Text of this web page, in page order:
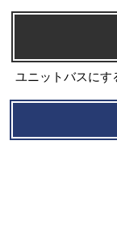
ユニットバスにす